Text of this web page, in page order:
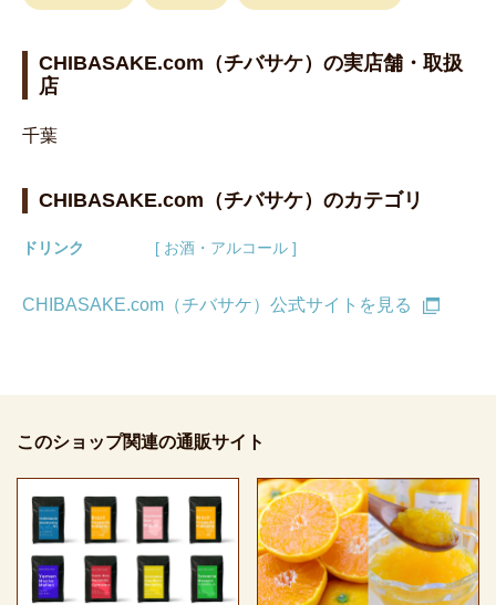
CHIBASAKE.com（チバサケ）の実店舗・取扱
店
千葉
CHIBASAKE.com（チバサケ）のカテゴリ
ドリンク [ お酒・アルコール ]
CHIBASAKE.com（チバサケ）公式サイトを見る
このショップ関連の通販サイト